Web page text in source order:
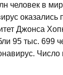
человек в
Джонса
95 тыс. 699